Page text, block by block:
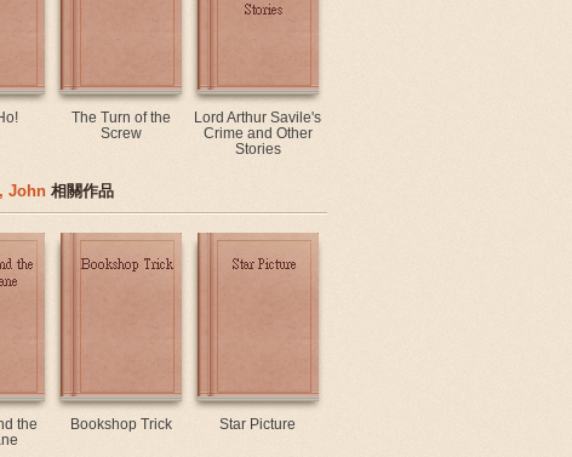
The Turn of the
Screw
Lord Arthur Savile's
Crime and Other
Stories
John 相關作品
the
Bookshop Trick Star Picture